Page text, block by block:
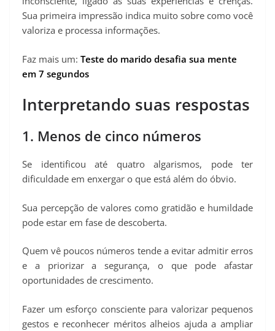
Sua primeira impressão indica muito sobre como você
valoriza e processa informações.
Faz mais um: Teste do marido desafia sua mente
em 7 segundos
Interpretando suas respostas
1. Menos de cinco números
Se identificou até quatro algarismos, pode ter
dificuldade em enxergar o que está além do óbvio.
Sua percepção de valores como gratidão e humildade
pode estar em fase de descoberta.
Quem vê poucos números tende a evitar admitir erros
e a priorizar a segurança, o que pode afastar
oportunidades de crescimento.
Fazer um esforço consciente para valorizar pequenos
gestos e reconhecer méritos alheios ajuda a ampliar